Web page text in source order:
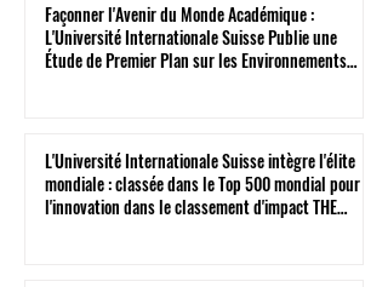
Façonner l'Avenir du Monde Académique :
L'Université Internationale Suisse Publie une
Étude de Premier Plan sur les Environnements
L'Université Internationale Suisse intègre l'élite
mondiale : classée dans le Top 500 mondial pour
l'innovation dans le classement d'impact THE